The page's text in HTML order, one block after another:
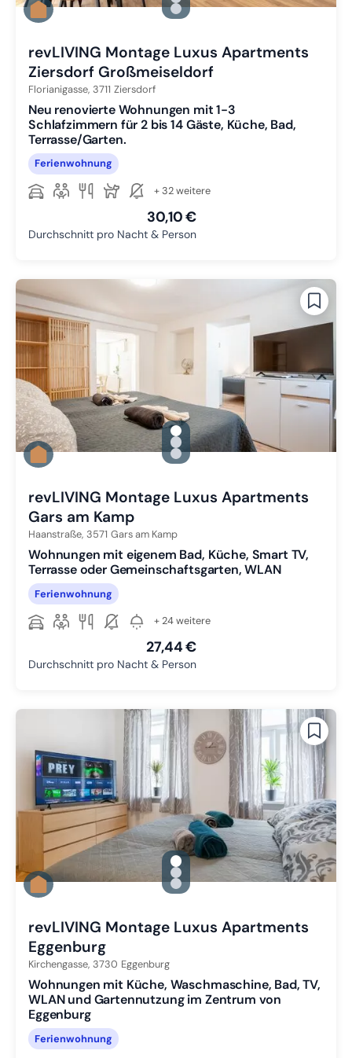
Zu Slide 2 wechseln
Zu Slide 3 wechseln
revLIVING Montage Luxus Apartments
Ziersdorf Großmeiseldorf
Florianigasse, 3711 Ziersdorf
Neu renovierte Wohnungen mit 1-3
Schlafzimmern für 2 bis 14 Gäste, Küche, Bad,
Terrasse/Garten.
Ferienwohnung
+ 32 weitere
30,10 €
Durchschnitt pro Nacht & Person
gallery.slide_selector
Zu Slide 1 wechseln
Zu Slide 2 wechseln
Zu Slide 3 wechseln
revLIVING Montage Luxus Apartments
Gars am Kamp
Haanstraße, 3571 Gars am Kamp
Wohnungen mit eigenem Bad, Küche, Smart TV,
Terrasse oder Gemeinschaftsgarten, WLAN
Ferienwohnung
+ 24 weitere
27,44 €
Durchschnitt pro Nacht & Person
gallery.slide_selector
Zu Slide 1 wechseln
Zu Slide 2 wechseln
Zu Slide 3 wechseln
revLIVING Montage Luxus Apartments
Eggenburg
Kirchengasse, 3730 Eggenburg
Wohnungen mit Küche, Waschmaschine, Bad, TV,
WLAN und Gartennutzung im Zentrum von
Eggenburg
Ferienwohnung